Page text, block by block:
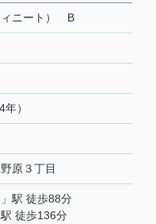
ィニート） B
）
原３丁目
」駅 徒歩88分
駅 徒歩136分